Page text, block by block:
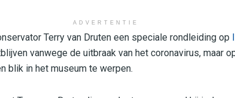
ADVERTENTIE
Terry van Druten een speciale rondleiding op
vanwege de uitbraak van het coronavirus, maar
blik in het museum te werpen.